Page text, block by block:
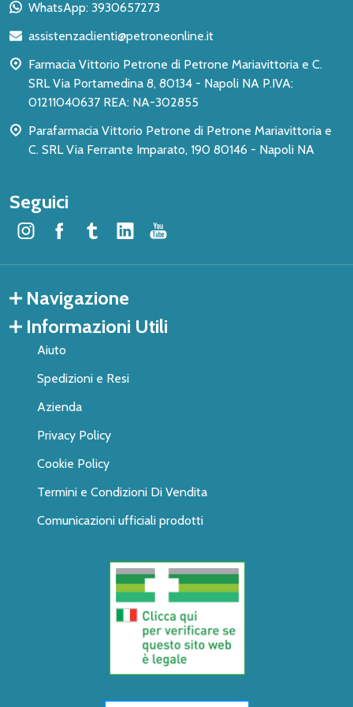
pagina
WhatsApp: 3930657273
assistenzaclienti@petroneonline.it
Farmacia Vittorio Petrone di Petrone Mariavittoria e C.
SRL Via Portamedina 8, 80134 - Napoli NA P.IVA:
01211040637 REA: NA-302855
Parafarmacia Vittorio Petrone di Petrone Mariavittoria e
C. SRL Via Ferrante Imparato, 190 80146 - Napoli NA
Seguici
Navigazione
Informazioni Utili
Aiuto
Spedizioni e Resi
Azienda
Privacy Policy
Cookie Policy
Termini e Condizioni Di Vendita
Comunicazioni ufficiali prodotti